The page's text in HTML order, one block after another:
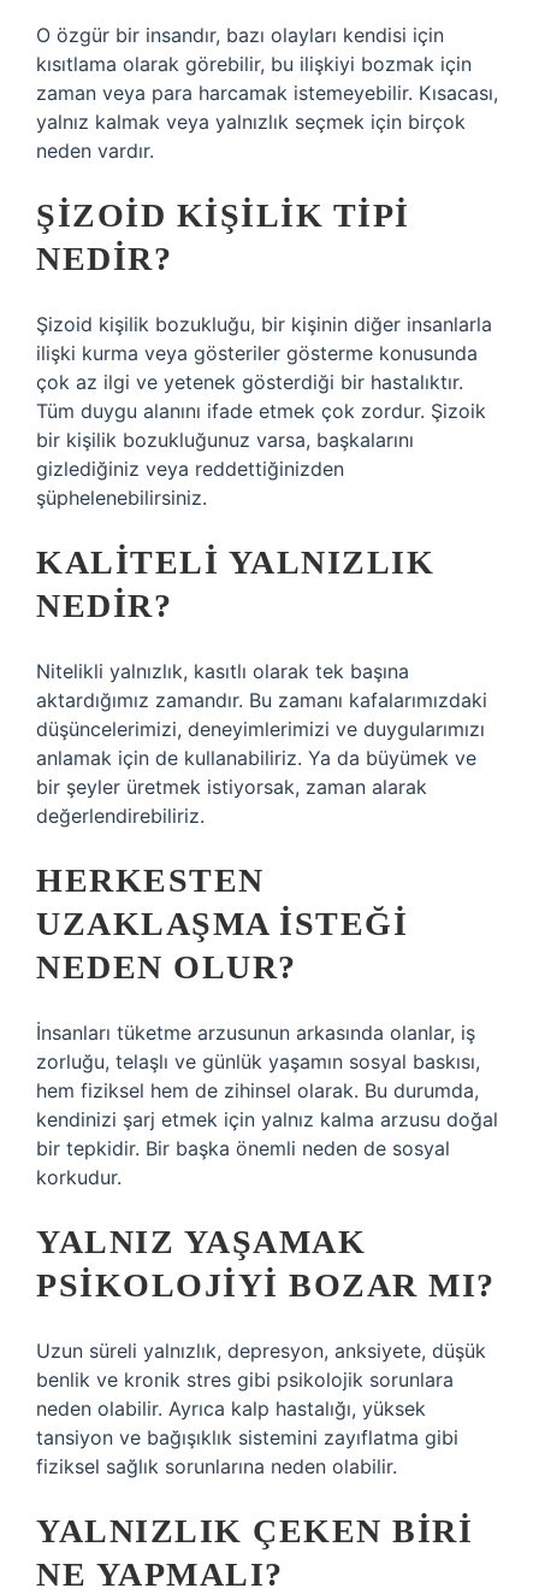
O özgür bir insandır, bazı olayları kendisi için
kısıtlama olarak görebilir, bu ilişkiyi bozmak için
zaman veya para harcamak istemeyebilir. Kısacası,
yalnız kalmak veya yalnızlık seçmek için birçok
neden vardır.
ŞIZOID KIŞILIK TIPI
NEDIR?
Şizoid kişilik bozukluğu, bir kişinin diğer insanlarla
ilişki kurma veya gösteriler gösterme konusunda
çok az ilgi ve yetenek gösterdiği bir hastalıktır.
Tüm duygu alanını ifade etmek çok zordur. Şizoik
bir kişilik bozukluğunuz varsa, başkalarını
gizlediğiniz veya reddettiğinizden
şüphelenebilirsiniz.
KALITELI YALNIZLIK
NEDIR?
Nitelikli yalnızlık, kasıtlı olarak tek başına
aktardığımız zamandır. Bu zamanı kafalarımızdaki
düşüncelerimizi, deneyimlerimizi ve duygularımızı
anlamak için de kullanabiliriz. Ya da büyümek ve
bir şeyler üretmek istiyorsak, zaman alarak
değerlendirebiliriz.
HERKESTEN
UZAKLAŞMA ISTEĞI
NEDEN OLUR?
İnsanları tüketme arzusunun arkasında olanlar, iş
zorluğu, telaşlı ve günlük yaşamın sosyal baskısı,
hem fiziksel hem de zihinsel olarak. Bu durumda,
kendinizi şarj etmek için yalnız kalma arzusu doğal
bir tepkidir. Bir başka önemli neden de sosyal
korkudur.
YALNIZ YAŞAMAK
PSIKOLOJIYI BOZAR MI?
Uzun süreli yalnızlık, depresyon, anksiyete, düşük
benlik ve kronik stres gibi psikolojik sorunlara
neden olabilir. Ayrıca kalp hastalığı, yüksek
tansiyon ve bağışıklık sistemini zayıflatma gibi
fiziksel sağlık sorunlarına neden olabilir.
YALNIZLIK ÇEKEN BIRI
NE YAPMALI?